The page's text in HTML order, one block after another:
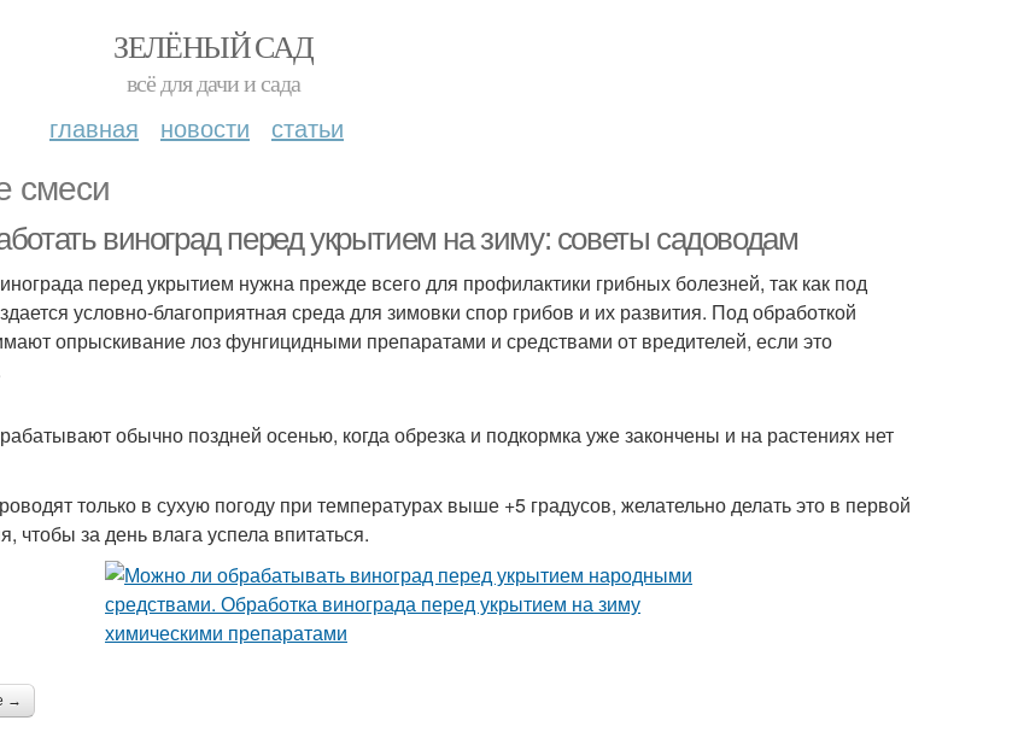
ЗЕЛЁНЫЙ САД
всё для дачи и сада
главная новости статьи
смеси
виноград перед укрытием на зиму: советы садоводам
перед укрытием нужна прежде всего для профилактики грибных болезней, так как под
условно-благоприятная среда для зимовки спор грибов и их развития. Под обработкой
опрыскивание лоз фунгицидными препаратами и средствами от вредителей, если это
обычно поздней осенью, когда обрезка и подкормка уже закончены и на растениях нет
только в сухую погоду при температурах выше +5 градусов, желательно делать это в первой
чтобы за день влага успела впитаться.
→